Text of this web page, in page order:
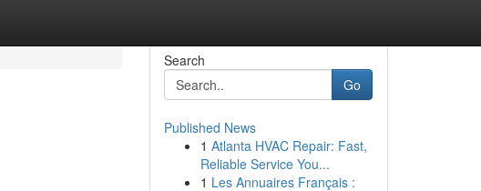
Search
Go
Published News
1 Atlanta HVAC Repair: Fast,
Reliable Service You...
1 Les Annuaires Français :